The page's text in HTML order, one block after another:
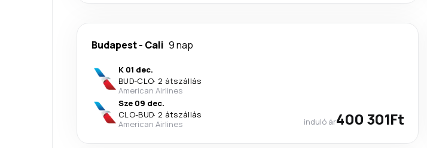
Budapest- Cali 9 nap
K 01 dec.
BUD-CLO· 2 átszállás
American Airlines
Sze 09 dec.
CLO-BUD· 2 átszállás
American Airlines
induló ár400 301Ft